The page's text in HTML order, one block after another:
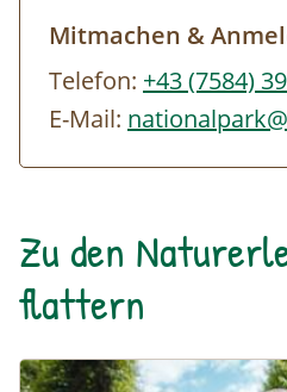
Mitmachen &
Telefon: +43 (7584)
E-Mail:
Zu den
flattern